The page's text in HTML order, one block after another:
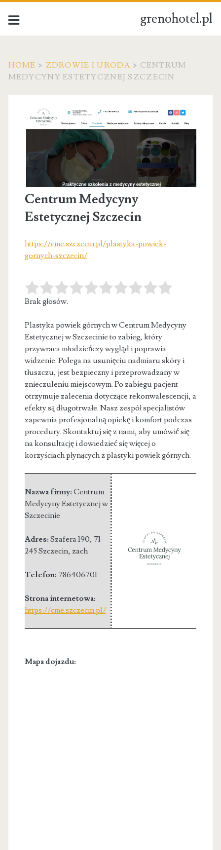
grenohotel.pl
HOME > ZDROWIE I URODA > CENTRUM
MEDYCYNY ESTETYCZNEJ SZCZECIN
Centrum Medycyny
Estetycznej Szczecin
https://cme.szczecin.pl/plastyka-powiek-
gornych-szczecin/
Brak głosów.
Plastyka powiek górnych w Centrum Medycyny
Estetycznej w Szczecinie to zabieg, który
przywraca młodzieńczy wygląd i poprawia
widzenie. Polega nausunięciu nadmiaru skóry i
tłuszczu, jest bezpieczny i przeprowadzany w
znieczuleniu miejscowym. Po zabiegu pacjent
otrzymuje zalecenia dotyczące rekonwalescencji, a
efekty są długotrwałe. Nasz zespół specjalistów
zapewnia profesjonalną opiekę i komfort podczas
procedury. Skontaktuj się z nami, aby umówić się
na konsultację i dowiedzieć się więcej o
korzyściach płynących z plastyki powiek górnych.
Nazwa firmy: Centrum
Medycyny Estetycznej w
Szczecinie
Adres: Szafera 190, 71-
245 Szczecin, zach
Telefon: 786406701
Strona internetowa:
https://cme.szczecin.pl/
Mapa dojazdu: